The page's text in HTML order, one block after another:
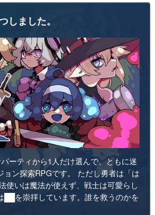
しました。
ーティから1人だけ選んで、ともに迷
ン探索RPGです。 ただし勇者は「は
使いは魔法が使えず、戦士は可愛らし
██を崇拝しています。誰を救うのかを